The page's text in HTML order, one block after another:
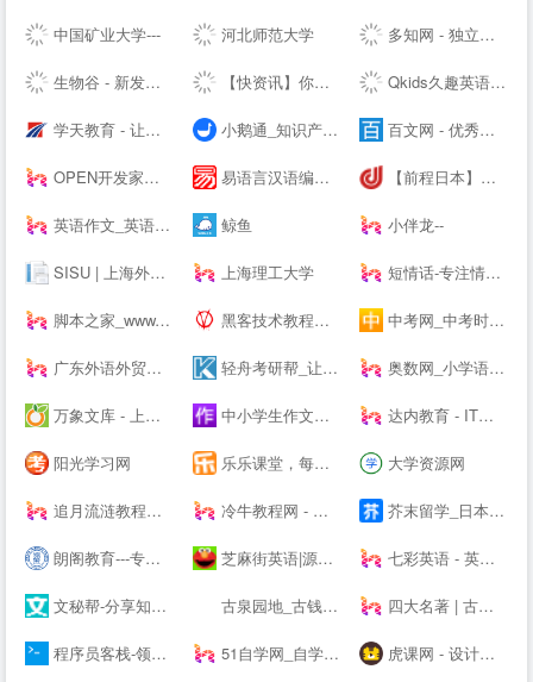
中国矿业大学--- 河北师范大学 多知网 - 独立商业视角 新锐教育观察
生物谷 - 新发现,新技术,新产业 - 生物医药新媒体门户 【快资讯】你的专属资讯平台 Qkids久趣英语-少儿英语-全英文授课
学天教育 - 让人人享有优质教育 小鹅通_知识产品与用户服务的私域运营工具 百文网 - 优秀文章分享平台
OPEN开发家园-为开发爱好者分享技巧！ 易语言汉语编程官方站 【前程日本】日本留学_日本读研_14年专注日本优质院校申请
英语作文_英语作文大全_英语作文网 鲸鱼 小伴龙--
SISU | 上海外国语大学 上海理工大学 短情话-专注情感语录精选
脚本之家_www.jb51.net 黑客技术教程学习基地 - 吾爱漏洞 中考网_中考时间_中考分数线_中考成绩查询
广东外语外贸大学 轻舟考研帮_让考研简单不孤单！_考研网（kaoyan.com） 奥数网_小学语数英、家庭教育专业网站
万象文库 - 上传文档分享的网站 中小学生作文网_中考高考满分作文_初中作文_高中优秀作文大全 达内教育 - IT培训/UI设计/运营/影视特效培训机构
阳光学习网 乐乐课堂，每天进步多一点！ 大学资源网
追月流涟教程网 - 最优秀的QQ技术网 - 技术资源网 - 分享技术教程QQ资源网 冷牛教程网 - 专业的网络资源分享基地 芥末留学_日本留学_韩国留学_英澳留学_值得信赖的在线留学申请平台
朗阁教育---专注雅思培训、新托福、SAT等出国留学英语考试留学培训机构 芝麻街英语|源自美国《芝麻街》3-12岁高端少儿英语教育品牌 七彩英语 - 英文电子书下载站 PDF|TXT格式英文原版原著下载
文秘帮-分享知识，共创价值！ 古泉园地_古钱币_机制币_金银锭_杂项 四大名著 | 古典四大名著小说
程序员客栈-领先的程序员自由工作平台-程序员兼职 51自学网_自学网_软件自学网-51自学网-- 虎课网 - 设计、办公软件视频教程在线学习_ 每天免费学一课